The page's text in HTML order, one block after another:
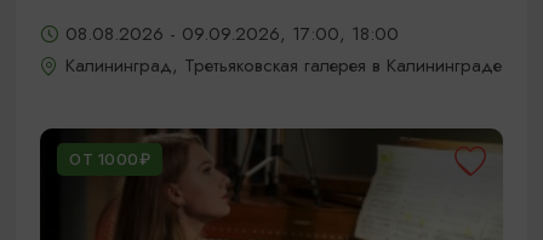
08.08.2026 - 09.09.2026, 17:00, 18:00
Калининград, Третьяковская галерея в Калининграде
ОТ 1000₽